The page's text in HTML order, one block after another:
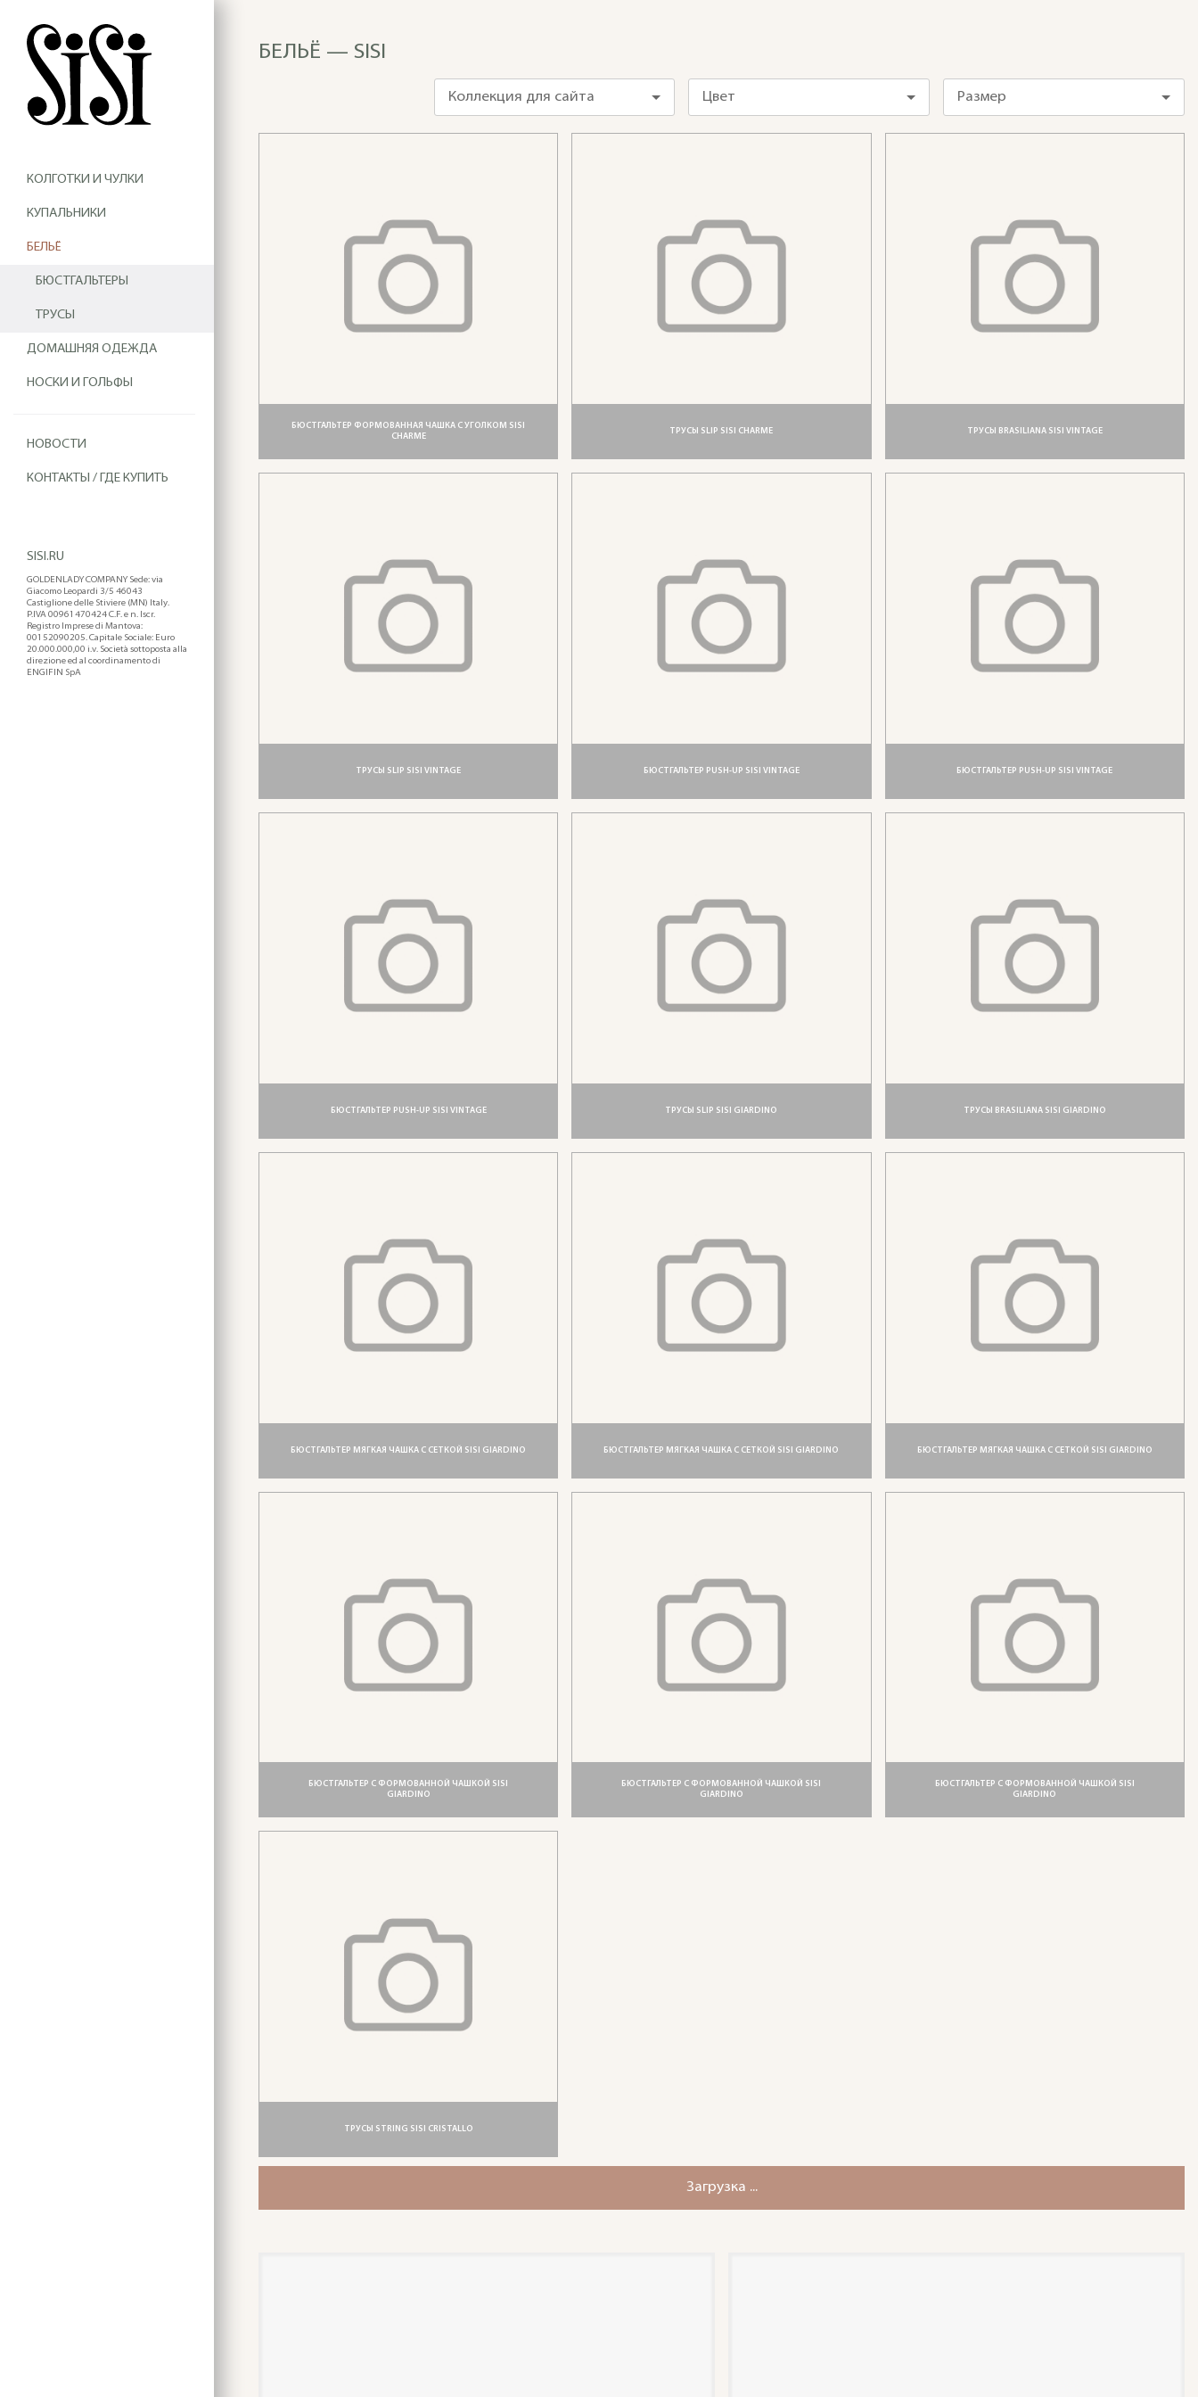
КОЛГОТКИ И ЧУЛКИ
КУПАЛЬНИКИ
БЕЛЬЁ
БЮСТГАЛЬТЕРЫ
ТРУСЫ
ДОМАШНЯЯ ОДЕЖДА
НОСКИ И ГОЛЬФЫ
НОВОСТИ
КОНТАКТЫ / ГДЕ КУПИТЬ
SISI.RU
GOLDENLADY COMPANY Sede: via
Giacomo Leopardi 3/5 46043
Castiglione delle Stiviere (MN) Italy.
P.IVA 00961470424 C.F. e n. Iscr.
Registro Imprese di Mantova:
00152090205. Capitale Sociale: Euro
20.000.000,00 i.v. Società sottoposta alla
direzione ed al coordinamento di
ENGIFIN SpA
БЕЛЬЁ — SISI
Коллекция для сайта Цвет Размер
БЮСТГАЛЬТЕР ФОРМОВАННАЯ ЧАШКА С УГОЛКОМ SISI
CHARME
ТРУСЫ SLIP SISI CHARME ТРУСЫ BRASILIANA SISI VINTAGE
ТРУСЫ SLIP SISI VINTAGE БЮСТГАЛЬТЕР PUSH-UP SISI VINTAGE БЮСТГАЛЬТЕР PUSH-UP SISI VINTAGE
БЮСТГАЛЬТЕР PUSH-UP SISI VINTAGE ТРУСЫ SLIP SISI GIARDINO ТРУСЫ BRASILIANA SISI GIARDINO
БЮСТГАЛЬТЕР МЯГКАЯ ЧАШКА С СЕТКОЙ SISI GIARDINO БЮСТГАЛЬТЕР МЯГКАЯ ЧАШКА С СЕТКОЙ SISI GIARDINO БЮСТГАЛЬТЕР МЯГКАЯ ЧАШКА С СЕТКОЙ SISI GIARDINO
БЮСТГАЛЬТЕР С ФОРМОВАННОЙ ЧАШКОЙ SISI
GIARDINO
БЮСТГАЛЬТЕР С ФОРМОВАННОЙ ЧАШКОЙ SISI
GIARDINO
БЮСТГАЛЬТЕР С ФОРМОВАННОЙ ЧАШКОЙ SISI
GIARDINO
ТРУСЫ STRING SISI CRISTALLO
Загрузка ...